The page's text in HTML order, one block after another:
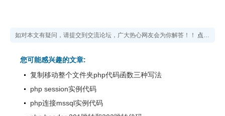
如对本文有疑问，请提交到交流论坛，广大热心网友会为你解答！！ 点击进入论坛
您可能感兴趣的文章:
复制移动整个文件夹php代码函数三种写法
php session实例代码
php连接mssql实例代码